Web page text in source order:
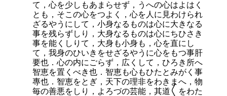
て，心を少しもあまらせず，うへの心はよはく
とも，そこの心をつよく，心を人に見わけられ
ざるやうにして，小身なるものは心に大きなる
事を残らずしり，大身なるものは心にちひさき
事を能くしりて，大身も小身も，心を直にし
て，我身のひいきをせざるやうに心をもつ事肝
要也．心の内にごらず，広くして，ひろき所へ
智恵を置くべき也．智恵も心もひたとみがく事
專也．智恵をとぎ，天下の理非をわきまへ，物
毎の善悪をしり，よろづの芸能，其道〱をわた